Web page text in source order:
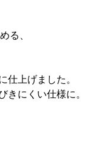
る、
仕上げました。
きにくい仕様に。